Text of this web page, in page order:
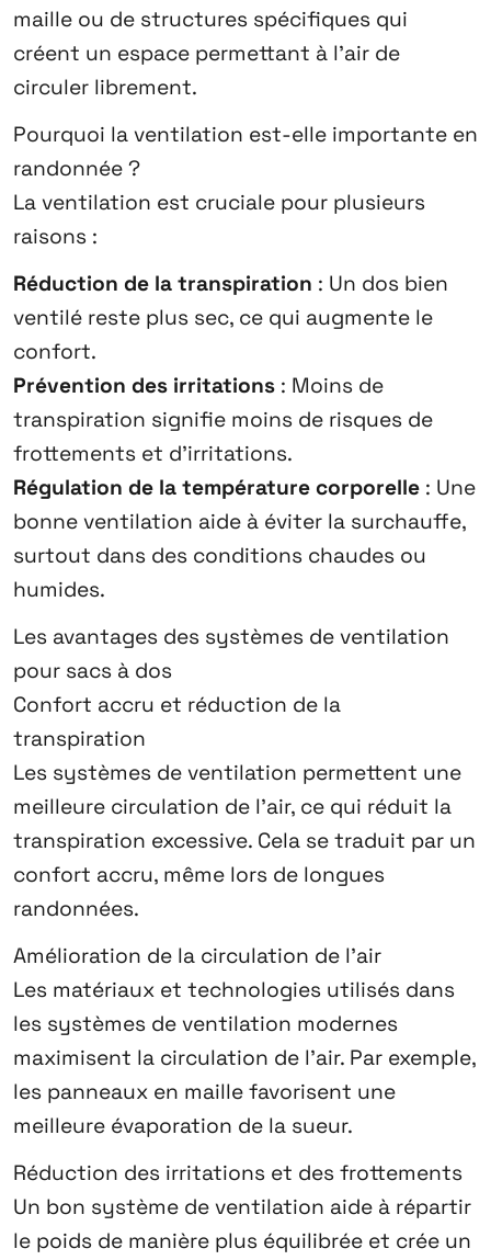
maille ou de structures spécifiques qui
créent un espace permettant à l’air de
circuler librement.
Pourquoi la ventilation est-elle importante en
randonnée ?
La ventilation est cruciale pour plusieurs
raisons :
Réduction de la transpiration : Un dos bien
ventilé reste plus sec, ce qui augmente le
confort.
Prévention des irritations : Moins de
transpiration signifie moins de risques de
frottements et d’irritations.
Régulation de la température corporelle : Une
bonne ventilation aide à éviter la surchauffe,
surtout dans des conditions chaudes ou
humides.
Les avantages des systèmes de ventilation
pour sacs à dos
Confort accru et réduction de la
transpiration
Les systèmes de ventilation permettent une
meilleure circulation de l’air, ce qui réduit la
transpiration excessive. Cela se traduit par un
confort accru, même lors de longues
randonnées.
Amélioration de la circulation de l’air
Les matériaux et technologies utilisés dans
les systèmes de ventilation modernes
maximisent la circulation de l’air. Par exemple,
les panneaux en maille favorisent une
meilleure évaporation de la sueur.
Réduction des irritations et des frottements
Un bon système de ventilation aide à répartir
le poids de manière plus équilibrée et crée un